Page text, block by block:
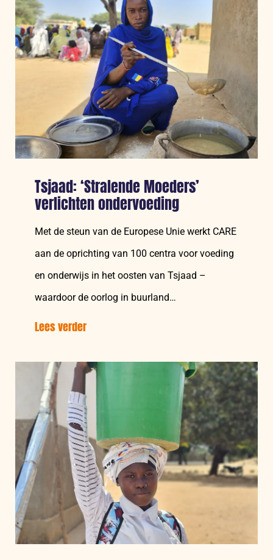
laatste
nieuws
en
hoe
kunt
helpen
Tsjaad: ‘Stralende Moeders’
verlichten ondervoeding
Met de steun van de Europese Unie werkt CARE
aan de oprichting van 100 centra voor voeding
en onderwijs in het oosten van Tsjaad –
waardoor de oorlog in buurland…
Lees verder
‘Stralende
Moeders’
verlichten
ondervoeding